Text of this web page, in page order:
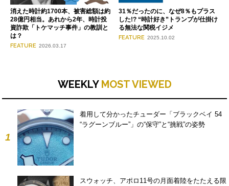
消えた時計約1700本、被害総額は約
28億円相当。あれから2年、時計投
資詐欺「トケマッチ事件」の教訓と
は？
FEATURE 2026.03.17
31％だったのに、なぜ8％もプラス
した!? “時計好き”トランプが仕掛け
る無法な関税イジメ
FEATURE 2025.10.02
WEEKLY MOST VIEWED
1
着用して分かったチューダー「ブラックベイ 54
“ラグーンブルー”」の“保守”と“挑戦”の姿勢
スウォッチ、アポロ11号の月面着陸をたたえる限